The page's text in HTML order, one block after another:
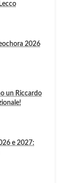
2026
un Riccardo
e 2027: